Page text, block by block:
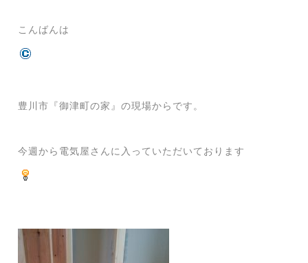
こんばんは
豊川市『御津町の家』の現場からです。
今週から電気屋さんに入っていただいております